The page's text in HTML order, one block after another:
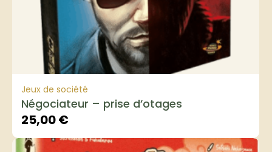
Jeux de société
Négociateur – prise d’otages
25,00€